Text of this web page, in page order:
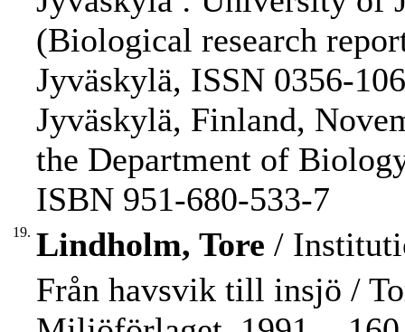
(Biological research
Jyväskylä, ISSN 0356-
Jyväskylä, Finland,
the Department of
ISBN 951-680-533-7
19. Lindholm, Tore /
Från havsvik till insjö /